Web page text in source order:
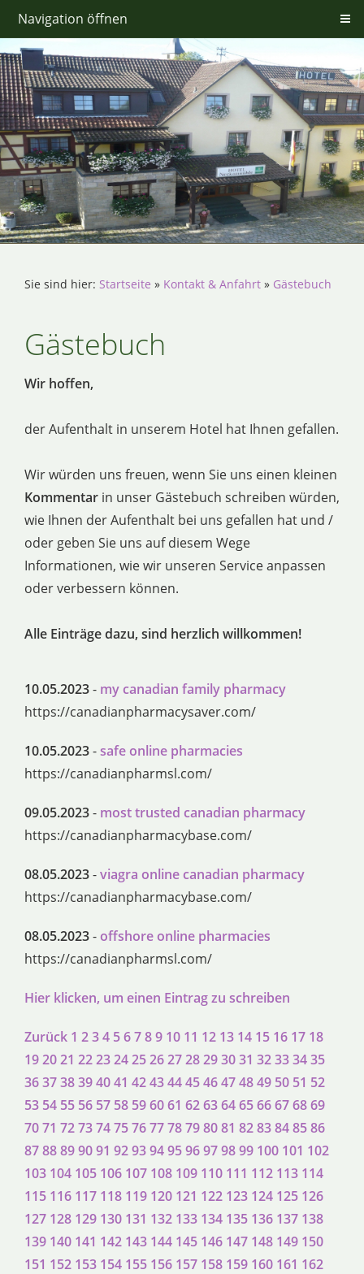
Navigation öffnen
Sie sind hier: Startseite » Kontakt & Anfahrt » Gästebuch
Gästebuch
Wir hoffen,
der Aufenthalt in unserem Hotel hat Ihnen gefallen.
Wir würden uns freuen, wenn Sie uns einen kleinen
Kommentar in unser Gästebuch schreiben würden,
wie Ihnen der Aufenthalt bei uns gefallen hat und /
oder geben Sie uns auf diesem Wege
Informationen, wie wir unseren Service anpassen
oder verbessern können.
Alle Einträge dazu, sind herzlich willkommen!
10.05.2023- my canadian family pharmacy
https://canadianpharmacysaver.com/
10.05.2023-safe online pharmacies
https://canadianpharmsl.com/
09.05.2023- most trusted canadian pharmacy
https://canadianpharmacybase.com/
08.05.2023-viagra online canadian pharmacy
https://canadianpharmacybase.com/
08.05.2023-offshore online pharmacies
https://canadianpharmsl.com/
Hier klicken, um einen Eintrag zu schreiben
Zurück 1 234 56789 10 11 12 13 14 15 16 17 18
192021 22232425262728293031 32333435
363738394041 4243444546474849 50 51 52
53 54 55 56 57 58 596061 6263646566676869
7071 72737475767778798081 8283848586
8788899091 9293949596979899 100 101 102
103 104 105 106 107 108 109 110 111 112 113 114
115 116 117 118 119 120 121 122 123 124 125 126
127 128 129 130 131 132 133 134 135 136 137 138
139 140 141 142 143 144 145 146 147 148 149 150
151 152 153 154 155 156 157 158 159 160 161 162